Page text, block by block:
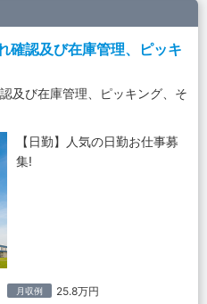
確認及び在庫管理、ピッキ
及び在庫管理、ピッキング、そ
【日勤】人気の日勤お仕事募
集!
月収例 25.8万円